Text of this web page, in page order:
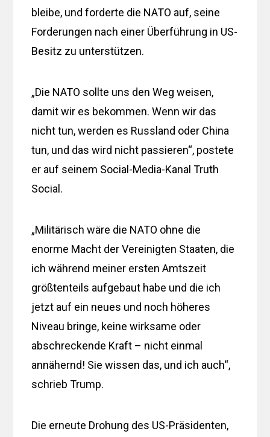
bleibe, und forderte die NATO auf, seine
Forderungen nach einer Überführung in US-
Besitz zu unterstützen.
„Die NATO sollte uns den Weg weisen,
damit wir es bekommen. Wenn wir das
nicht tun, werden es Russland oder China
tun, und das wird nicht passieren“, postete
er auf seinem Social-Media-Kanal Truth
Social.
„Militärisch wäre die NATO ohne die
enorme Macht der Vereinigten Staaten, die
ich während meiner ersten Amtszeit
größtenteils aufgebaut habe und die ich
jetzt auf ein neues und noch höheres
Niveau bringe, keine wirksame oder
abschreckende Kraft – nicht einmal
annähernd! Sie wissen das, und ich auch“,
schrieb Trump.
Die erneute Drohung des US-Präsidenten,